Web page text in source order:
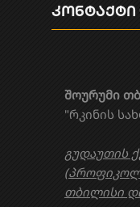
შოურუმი
"რკინის
გუდაუთის
თბილისი